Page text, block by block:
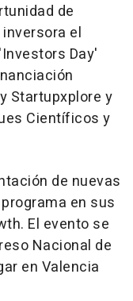
de
el
Day'
Startupxplore y
Científicos y
de nuevas
en sus
El evento se
Nacional de
en Valencia